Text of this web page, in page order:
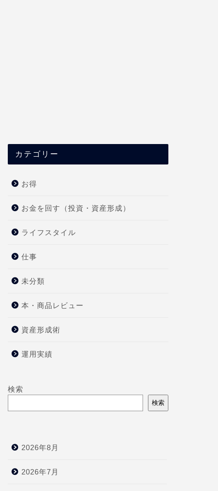
カテゴリー
お得
お金を回す（投資・資産形成）
ライフスタイル
仕事
未分類
本・商品レビュー
資産形成術
運用実績
検索
検索
2026年8月
2026年7月